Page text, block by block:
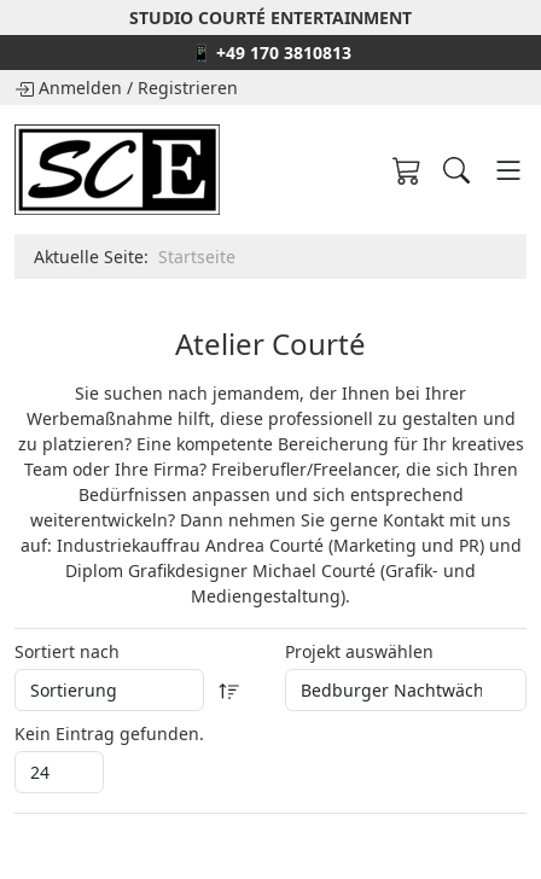
STUDIO COURTÉ ENTERTAINMENT
📱 +49 170 3810813
Anmelden / Registrieren
Aktuelle Seite: Startseite
Atelier Courté
Sie suchen nach jemandem, der Ihnen bei Ihrer
Werbemaßnahme hilft, diese professionell zu gestalten und
zu platzieren? Eine kompetente Bereicherung für Ihr kreatives
Team oder Ihre Firma? Freiberufler/Freelancer, die sich Ihren
Bedürfnissen anpassen und sich entsprechend
weiterentwickeln? Dann nehmen Sie gerne Kontakt mit uns
auf: Industriekauffrau Andrea Courté (Marketing und PR) und
Diplom Grafikdesigner Michael Courté (Grafik- und
Mediengestaltung).
Sortiert nach Projekt auswählen
Kein Eintrag gefunden.